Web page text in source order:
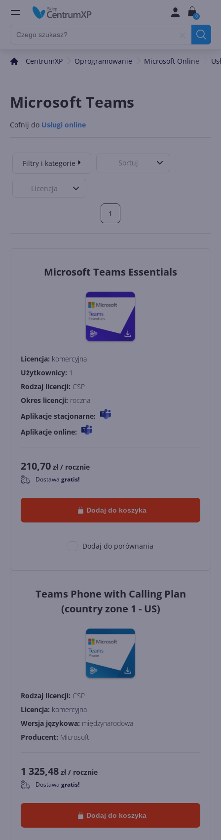
0
CentrumXP Oprogramowanie Microsoft Online
Microsoft Teams
Cofnij do Usługi online
Filtry i kategorie Sortuj
Licencja
1
Microsoft Teams Essentials
Licencja: komercyjna
Użytkownicy: 1
Rodzaj licencji: CSP
Okres licencji: roczna
Aplikacje stacjonarne:
Aplikacje online:
210,70 zł / rocznie
0 Dostawa gratis!
Dodaj do koszyka
Dodaj do porównania
Teams Phone with Calling Plan
(country zone 1 - US)
Rodzaj licencji: CSP
Licencja: komercyjna
Wersja językowa: międzynarodowa
Producent: Microsoft
1 325,48 zł / rocznie
0 Dostawa gratis!
Dodaj do koszyka